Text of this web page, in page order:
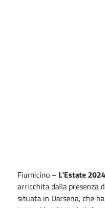
Fiumicino – L’Estate
arricchita dalla presenza
situata in Darsena, che